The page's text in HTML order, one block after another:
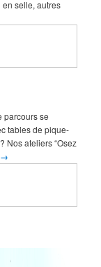
selle, autres
parcours se
tables de pique-
Nos ateliers “Osez
→